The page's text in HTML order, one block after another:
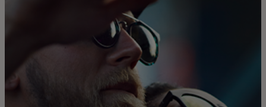
Für Innovatoren
Neuigkeiten und Trends